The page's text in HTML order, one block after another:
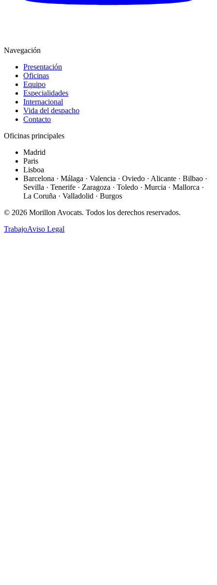
Navegación
Presentación
Oficinas
Equipo
Especialidades
Internacional
Vida del despacho
Contacto
Oficinas principales
Madrid
Paris
Lisboa
Barcelona · Málaga · Valencia · Oviedo · Alicante · Bilbao ·
Sevilla · Tenerife · Zaragoza · Toledo · Murcia · Mallorca ·
La Coruña · Valladolid · Burgos
© 2026 Morillon Avocats. Todos los derechos reservados.
TrabajoAviso Legal